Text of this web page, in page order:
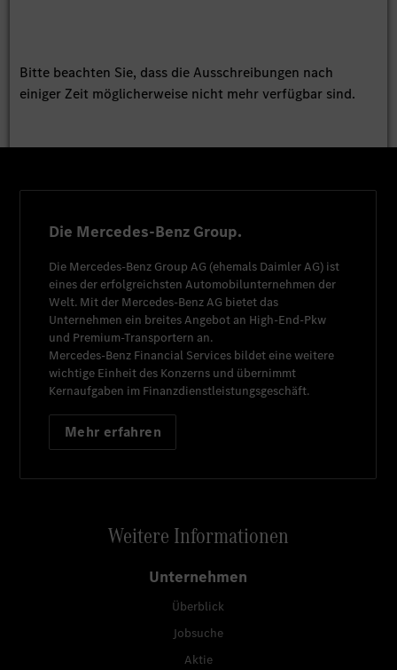
Bitte beachten Sie, dass die Ausschreibungen nach
einiger Zeit möglicherweise nicht mehr verfügbar sind.
Die Mercedes-Benz Group.
Die Mercedes-Benz Group AG (ehemals Daimler AG) ist
eines der erfolgreichsten Automobilunternehmen der
Welt. Mit der Mercedes-Benz AG bietet das
Unternehmen ein breites Angebot an High-End-Pkw
und Premium-Transportern an.
Mercedes-Benz Financial Services bildet eine weitere
wichtige Einheit des Konzerns und übernimmt
Kernaufgaben im Finanzdienstleistungsgeschäft.
Mehr erfahren
Weitere Informationen
Unternehmen
Überblick
Jobsuche
Aktie